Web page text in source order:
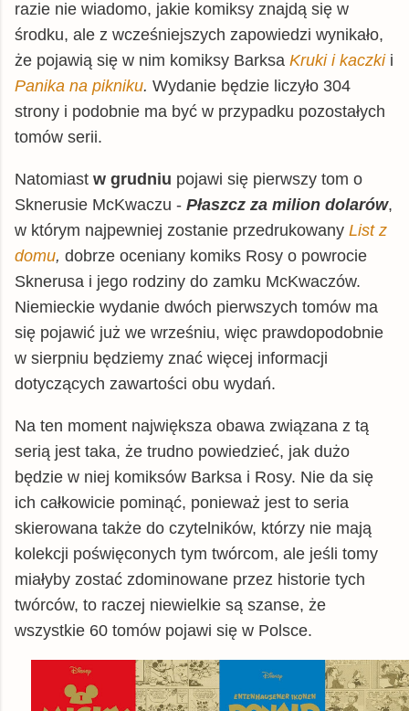
razie nie wiadomo, jakie komiksy znajdą się w
środku, ale z wcześniejszych zapowiedzi wynikało,
że pojawią się w nim komiksy Barksa Kruki i kaczkii
Panika na pikniku. Wydanie będzie liczyło 304
strony i podobnie ma być w przypadku pozostałych
tomów serii.
Natomiast w grudniu pojawi się pierwszy tom o
Sknerusie McKwaczu - Płaszcz za milion dolarów,
w którym najpewniej zostanie przedrukowany List z
domu, dobrze oceniany komiks Rosy o powrocie
Sknerusa i jego rodziny do zamku McKwaczów.
Niemieckie wydanie dwóch pierwszych tomów ma
się pojawić już we wrześniu, więc prawdopodobnie
w sierpniu będziemy znać więcej informacji
dotyczących zawartości obu wydań.
Na ten moment największa obawa związana z tą
serią jest taka, że trudno powiedzieć, jak dużo
będzie w niej komiksów Barksa i Rosy. Nie da się
ich całkowicie pominąć, ponieważ jest to seria
skierowana także do czytelników, którzy nie mają
kolekcji poświęconych tym twórcom, ale jeśli tomy
miałyby zostać zdominowane przez historie tych
twórców, to raczej niewielkie są szanse, że
wszystkie 60 tomów pojawi się w Polsce.